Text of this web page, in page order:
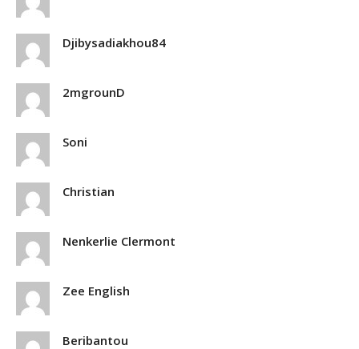
Djibysadiakhou84
2mgrounD
Soni
Christian
Nenkerlie Clermont
Zee English
Beribantou